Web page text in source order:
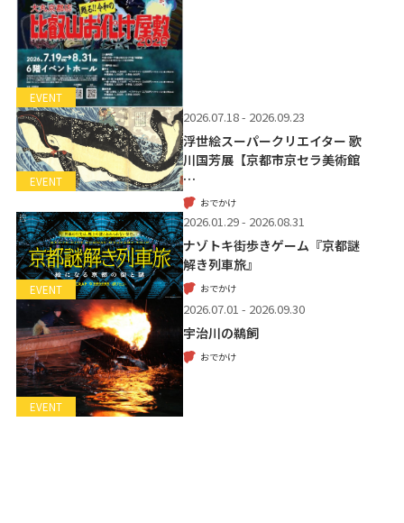
EVENT
EVENT
2026.07.18 - 2026.09.23
浮世絵スーパークリエイター 歌
川国芳展【京都市京セラ美術館
…
おでかけ
EVENT
2026.01.29 - 2026.08.31
ナゾトキ街歩きゲーム『京都謎
解き列車旅』
おでかけ
EVENT
2026.07.01 - 2026.09.30
宇治川の鵜飼
おでかけ